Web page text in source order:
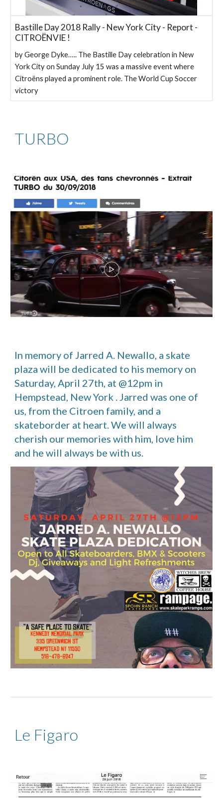
Bastille Day 2018 Rally - New York City - Report -
CITROËNVIE !
by George Dyke….. The Bastille Day celebration in New
York City on Sunday July 15 was a massive event where
Citroëns played a prominent role. The World Cup Soccer
victory
TURBO
In memory of Jarred A. Newallo, a skate
plaza will be dedicated to his memory on
Saturday, April 27th, at @12pm in
Hempstead, New York . Jarred was one of
us, from the Citroen family, and a
skateborder at heart. We will always
cherish our memories with him, love him
and he will always be with us.
Le Figaro